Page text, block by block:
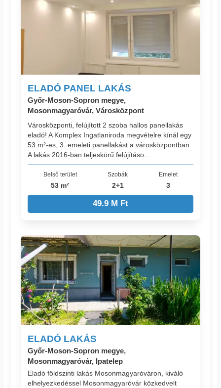
ELADÓ PANEL LAKÁS
Győr-Moson-Sopron megye,
Mosonmagyaróvár, Városközpont
Városközponti, felújított 2 szoba hallos panellakás
eladó! A Komplex Ingatlaniroda megvételre kínál egy
53 m²-es, 3. emeleti panellakást a városközpontban.
A lakás 2016-ban teljeskörű felújításo...
Belső terület
53 m²
Szobák
2+1
Emelet
3
49.9 M Ft
ELADÓ LAKÁS
Győr-Moson-Sopron megye,
Mosonmagyaróvár, Ipatelep
Eladó földszinti lakás Mosonmagyaróváron, kiváló
elhelyezkedéssel Mosonmagyaróvár közkedvelt